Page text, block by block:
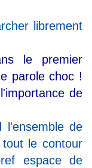
librement
le premier
parole choc !
de
l'ensemble de
le contour
espace de